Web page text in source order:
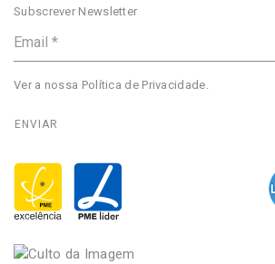
Subscrever Newsletter
Ver a nossa Política de Privacidade